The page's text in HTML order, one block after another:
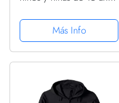
Más Info